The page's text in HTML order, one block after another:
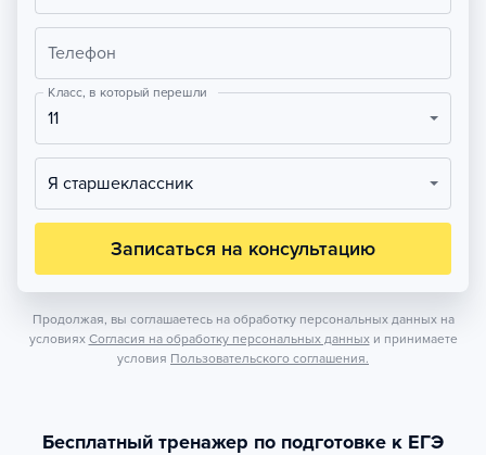
Телефон
Класс, в который перешли
11
Я старшеклассник
Записаться на консультацию
Продолжая, вы соглашаетесь на обработку персональных данных на
условиях Согласия на обработку персональных данных и принимаете
условия Пользовательского соглашения.
Бесплатный тренажер по подготовке к ЕГЭ